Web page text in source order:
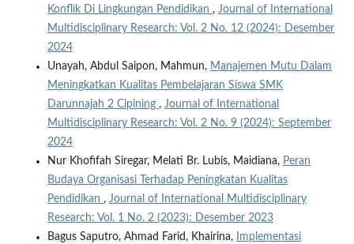
Konflik Di Lingkungan Pendidikan , Journal of International
Multidisciplinary Research: Vol. 2 No. 12 (2024): Desember
2024
Unayah, Abdul Saipon, Mahmun, Manajemen Mutu Dalam
Meningkatkan Kualitas Pembelajaran Siswa SMK
Darunnajah 2 Cipining , Journal of International
Multidisciplinary Research: Vol. 2 No. 9 (2024): September
2024
Nur Khofifah Siregar, Melati Br. Lubis, Maidiana, Peran
Budaya Organisasi Terhadap Peningkatan Kualitas
Pendidikan , Journal of International Multidisciplinary
Research: Vol. 1 No. 2 (2023): Desember 2023
Bagus Saputro, Ahmad Farid, Khairina,
Implementasi